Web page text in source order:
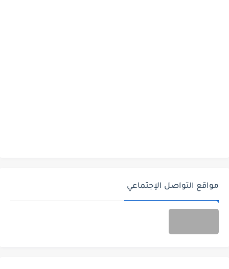
مواقع التواصل الإجتماعي